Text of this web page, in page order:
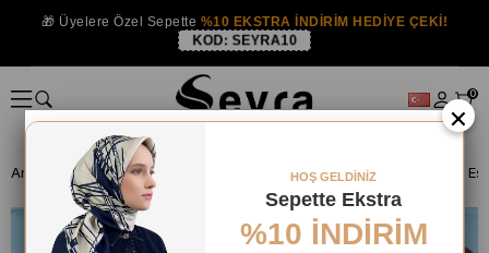
🎁 Üyelere Özel Sepette %10 EKSTRA İNDİRİM HEDİYE ÇEKİ!
KOD: SEYRA10
0
Anasayfa İPEK EŞARP Armine İpek 2025 Yaz Armine Sura İpek
×
HOŞ GELDİNİZ
Sepette Ekstra
%10 İNDİRİM